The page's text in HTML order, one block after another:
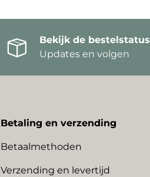
Bekijk de bestelstatus
Updates en volgen
Betaling en verzending
Betaalmethoden
Verzending en levertijd